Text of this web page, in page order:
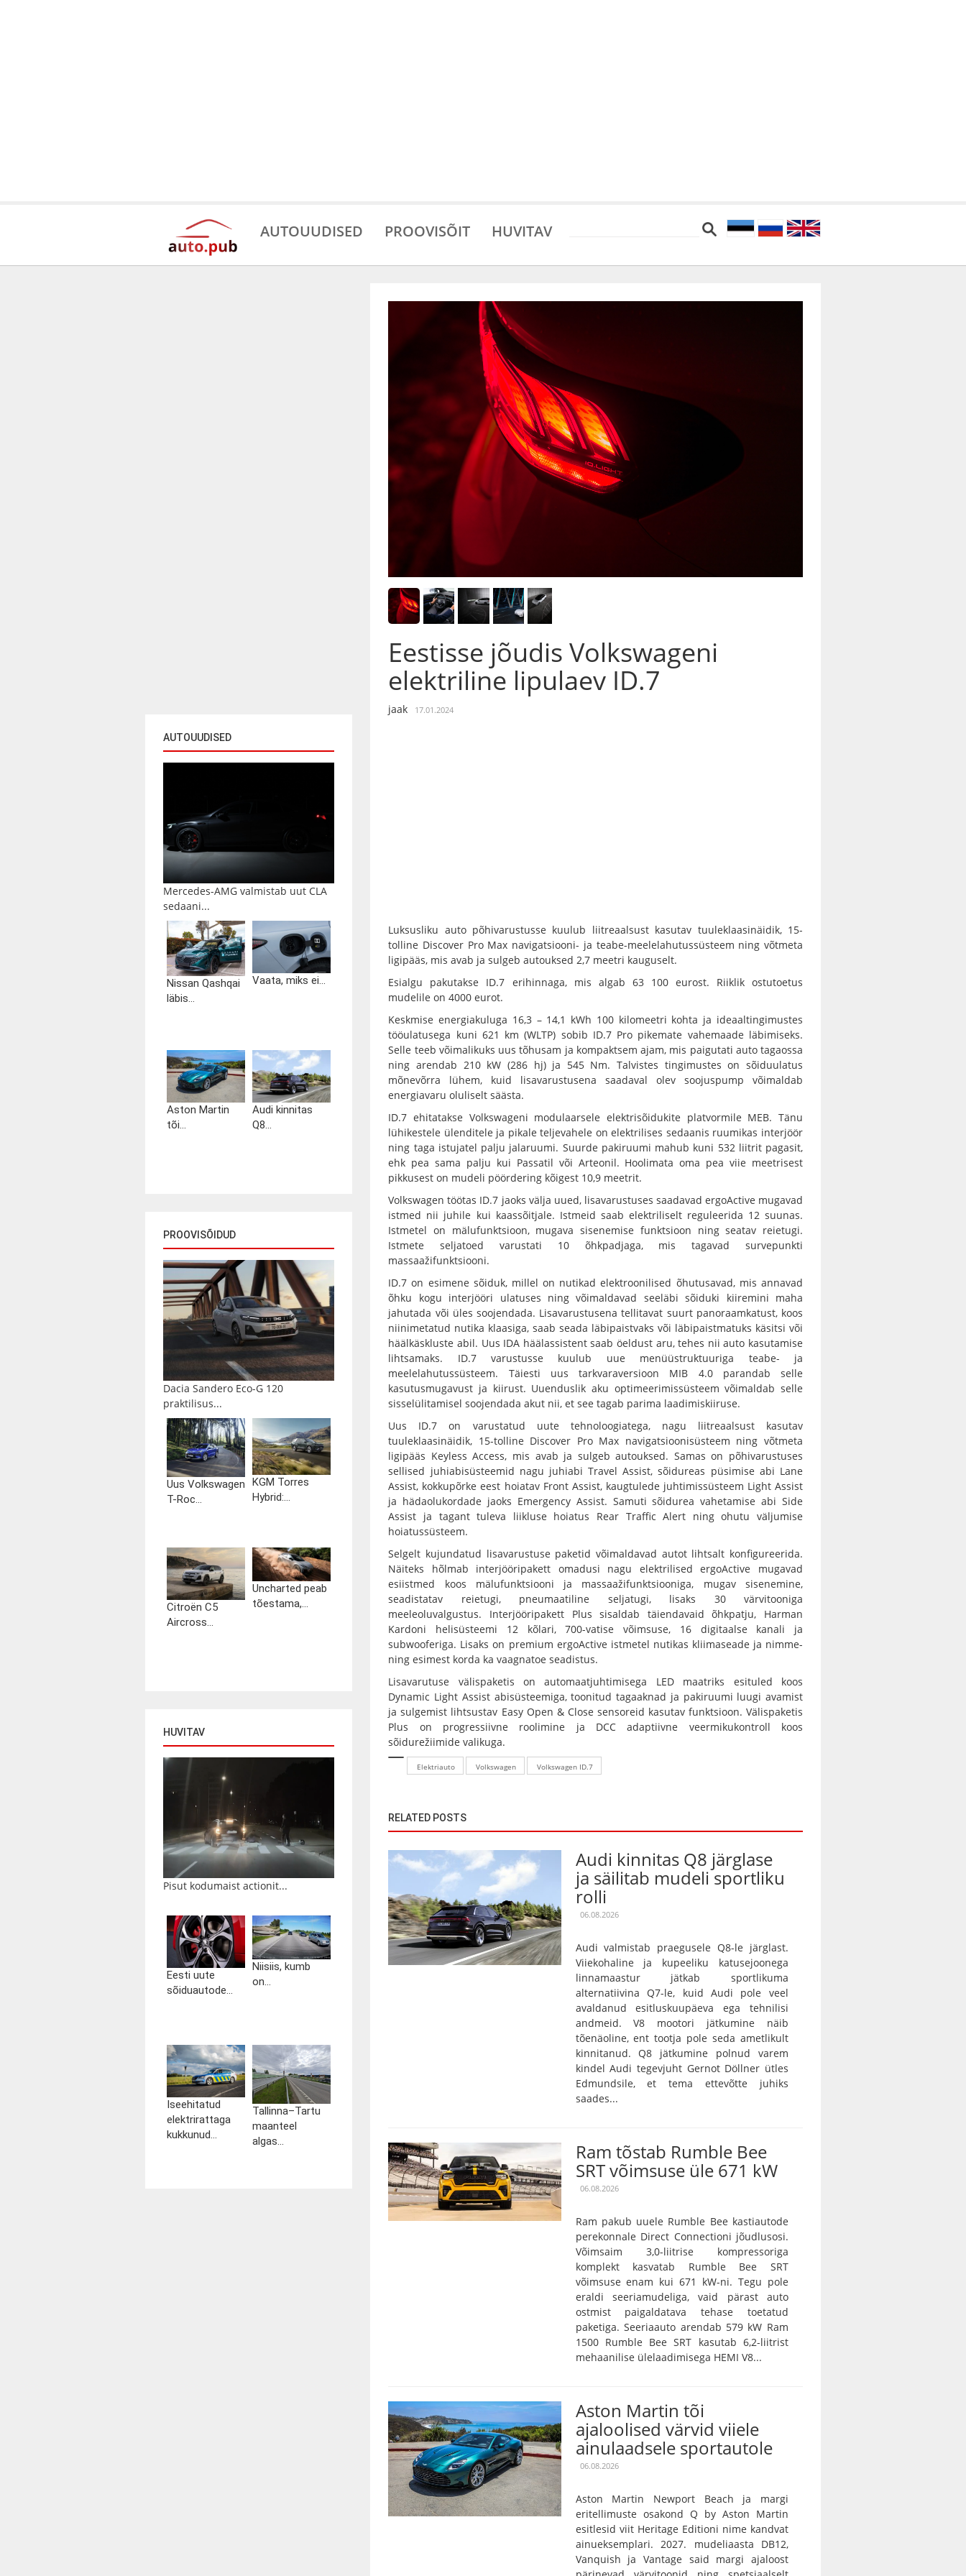
AUTOUUDISED PROOVISÕIT HUVITAV
AUTOUUDISED
Mercedes-AMG valmistab uut CLA
sedaani...
Nissan Qashqai
läbis...
Vaata, miks ei...
Aston Martin
tõi...
Audi kinnitas
Q8...
PROOVISÕIDUD
Dacia Sandero Eco-G 120
praktilisus...
Uus Volkswagen
T-Roc...
KGM Torres
Hybrid:...
Citroën C5
Aircross...
Uncharted peab
tõestama,...
HUVITAV
Pisut kodumaist actionit...
Eesti uute
sõiduautode...
Niisiis, kumb
on...
Iseehitatud
elektrirattaga
kukkunud...
Tallinna–Tartu
maanteel
algas...
Eestisse jõudis Volkswageni
elektriline lipulaev ID.7
jaak 17.01.2024
Luksusliku auto põhivarustusse kuulub liitreaalsust kasutav tuuleklaasinäidik, 15-
tolline Discover Pro Max navigatsiooni- ja teabe-meelelahutussüsteem ning võtmeta
ligipääs, mis avab ja sulgeb autouksed 2,7 meetri kauguselt.
Esialgu pakutakse ID.7 erihinnaga, mis algab 63 100 eurost. Riiklik ostutoetus
mudelile on 4000 eurot.
Keskmise energiakuluga 16,3 – 14,1 kWh 100 kilomeetri kohta ja ideaaltingimustes
tööulatusega kuni 621 km (WLTP) sobib ID.7 Pro pikemate vahemaade läbimiseks.
Selle teeb võimalikuks uus tõhusam ja kompaktsem ajam, mis paigutati auto tagaossa
ning arendab 210 kW (286 hj) ja 545 Nm. Talvistes tingimustes on sõiduulatus
mõnevõrra lühem, kuid lisavarustusena saadaval olev soojuspump võimaldab
energiavaru oluliselt säästa.
ID.7 ehitatakse Volkswageni modulaarsele elektrisõidukite platvormile MEB. Tänu
lühikestele ülenditele ja pikale teljevahele on elektrilises sedaanis ruumikas interjöör
ning taga istujatel palju jalaruumi. Suurde pakiruumi mahub kuni 532 liitrit pagasit,
ehk pea sama palju kui Passatil või Arteonil. Hoolimata oma pea viie meetrisest
pikkusest on mudeli pöördering kõigest 10,9 meetrit.
Volkswagen töötas ID.7 jaoks välja uued, lisavarustuses saadavad ergoActive mugavad
istmed nii juhile kui kaassõitjale. Istmeid saab elektriliselt reguleerida 12 suunas.
Istmetel on mälufunktsioon, mugava sisenemise funktsioon ning seatav reietugi.
Istmete seljatoed varustati 10 õhkpadjaga, mis tagavad survepunkti
massaažifunktsiooni.
ID.7 on esimene sõiduk, millel on nutikad elektroonilised õhutusavad, mis annavad
õhku kogu interjööri ulatuses ning võimaldavad seeläbi sõiduki kiiremini maha
jahutada või üles soojendada. Lisavarustusena tellitavat suurt panoraamkatust, koos
niinimetatud nutika klaasiga, saab seada läbipaistvaks või läbipaistmatuks käsitsi või
häälkäskluste abil. Uus IDA häälassistent saab öeldust aru, tehes nii auto kasutamise
lihtsamaks. ID.7 varustusse kuulub uue menüüstruktuuriga teabe- ja
meelelahutussüsteem. Täiesti uus tarkvaraversioon MIB 4.0 parandab selle
kasutusmugavust ja kiirust. Uuenduslik aku optimeerimissüsteem võimaldab selle
sisselülitamisel soojendada akut nii, et see tagab parima laadimiskiiruse.
Uus ID.7 on varustatud uute tehnoloogiatega, nagu liitreaalsust kasutav
tuuleklaasinäidik, 15-tolline Discover Pro Max navigatsioonisüsteem ning võtmeta
ligipääs Keyless Access, mis avab ja sulgeb autouksed. Samas on põhivarustuses
sellised juhiabisüsteemid nagu juhiabi Travel Assist, sõidureas püsimise abi Lane
Assist, kokkupõrke eest hoiatav Front Assist, kaugtulede juhtimissüsteem Light Assist
ja hädaolukordade jaoks Emergency Assist. Samuti sõidurea vahetamise abi Side
Assist ja tagant tuleva liikluse hoiatus Rear Traffic Alert ning ohutu väljumise
hoiatussüsteem.
Selgelt kujundatud lisavarustuse paketid võimaldavad autot lihtsalt konfigureerida.
Näiteks hõlmab interjööripakett omadusi nagu elektrilised ergoActive mugavad
esiistmed koos mälufunktsiooni ja massaažifunktsiooniga, mugav sisenemine,
seadistatav reietugi, pneumaatiline seljatugi, lisaks 30 värvitooniga
meeleoluvalgustus. Interjööripakett Plus sisaldab täiendavaid õhkpatju, Harman
Kardoni helisüsteemi 12 kõlari, 700-vatise võimsuse, 16 digitaalse kanali ja
subwooferiga. Lisaks on premium ergoActive istmetel nutikas kliimaseade ja nimme-
ning esimest korda ka vaagnatoe seadistus.
Lisavarutuse välispaketis on automaatjuhtimisega LED maatriks esituled koos
Dynamic Light Assist abisüsteemiga, toonitud tagaaknad ja pakiruumi luugi avamist
ja sulgemist lihtsustav Easy Open & Close sensoreid kasutav funktsioon. Välispaketis
Plus on progressiivne roolimine ja DCC adaptiivne veermikukontroll koos
sõidurežiimide valikuga.
Elektriauto Volkswagen Volkswagen ID.7
RELATED POSTS
Audi kinnitas Q8 järglase
ja säilitab mudeli sportliku
rolli
06.08.2026
Audi valmistab praegusele Q8-le järglast.
Viiekohaline ja kupeeliku katusejoonega
linnamaastur jätkab sportlikuma
alternatiivina Q7-le, kuid Audi pole veel
avaldanud esitluskuupäeva ega tehnilisi
andmeid. V8 mootori jätkumine näib
tõenäoline, ent tootja pole seda ametlikult
kinnitanud. Q8 jätkumine polnud varem
kindel Audi tegevjuht Gernot Döllner ütles
Edmundsile, et tema ettevõtte juhiks
saades...
Ram tõstab Rumble Bee
SRT võimsuse üle 671 kW
06.08.2026
Ram pakub uuele Rumble Bee kastiautode
perekonnale Direct Connectioni jõudlusosi.
Võimsaim 3,0-liitrise kompressoriga
komplekt kasvatab Rumble Bee SRT
võimsuse enam kui 671 kW-ni. Tegu pole
eraldi seeriamudeliga, vaid pärast auto
ostmist paigaldatava tehase toetatud
paketiga. Seeriaauto arendab 579 kW Ram
1500 Rumble Bee SRT kasutab 6,2-liitrist
mehaanilise ülelaadimisega HEMI V8...
Aston Martin tõi
ajaloolised värvid viiele
ainulaadsele sportautole
06.08.2026
Aston Martin Newport Beach ja margi
eritellimuste osakond Q by Aston Martin
esitlesid viit Heritage Editioni nime kandvat
ainueksemplari. 2027. mudeliaasta DB12,
Vanquish ja Vantage said margi ajaloost